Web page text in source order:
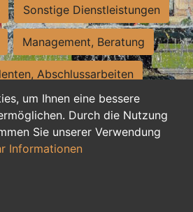
um Ihnen eine bessere
Durch die Nutzung
Sie unserer Verwendung
Informationen
Sonstige Dienstleistungen
Management, Beratung
Abschlussarbeiten
Assistenz, Sekretariat
und Nebenjobs
duale Ausbildung